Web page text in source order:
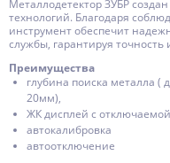
Металлодетектор ЗУБР
технологий. Благодаря
инструмент обеспечит
службы, гарантируя
Преимущества
глубина поиска металла (
20мм),
ЖК дисплей с
автокалибровка
автоотключение